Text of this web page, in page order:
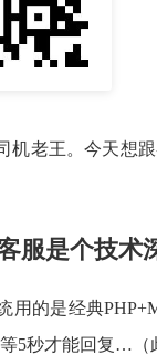
机老王。今天想
服是个技术
用的是经典
5秒才能回复…（